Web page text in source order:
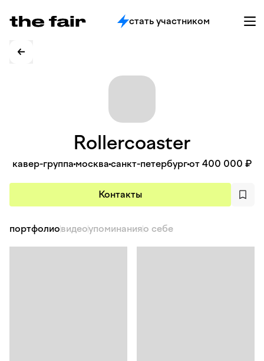
стать участником
Rollercoaster
кавер-группа москва санкт-петербургот 400 000 ₽
Контакты
портфолиовидеоупоминанияо себе